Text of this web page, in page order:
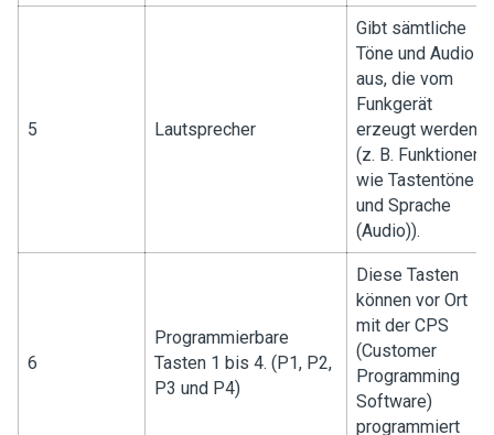
5 Lautsprecher
Gibt sämtliche
Töne und Audio
aus, die vom
Funkgerät
erzeugt werden
(z. B. Funktionen
wie Tastentöne
und Sprache
(Audio)).
6
Programmierbare
Tasten 1 bis 4. (P1, P2,
P3 und P4)
Diese Tasten
können vor Ort
mit der CPS
(Customer
Programming
Software)
programmiert